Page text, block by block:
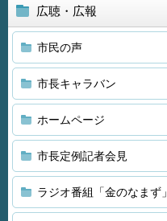
広聴・広報
市民の声
市長キャラバン
ホームページ
市長定例記者会見
ラジオ番組「金のなまず」